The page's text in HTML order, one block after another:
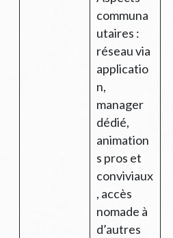
communa
utaires :
réseau via
applicatio
n,
manager
dédié,
animation
s pros et
conviviaux
, accès
nomade à
d’autres